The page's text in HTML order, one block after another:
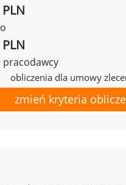
pracodawcy
obliczenia dla umowy
zmień kryteria